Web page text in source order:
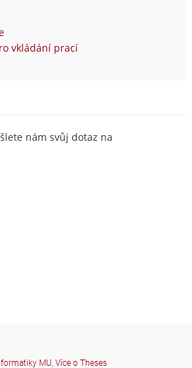
vkládání prací
nám svůj dotaz na
MU, Více o Theses